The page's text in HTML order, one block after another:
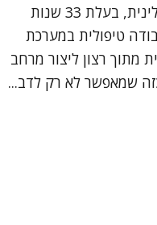
פסיכואנליטית ועובדת סוציאלית קלינית, בעלת 33 שנות
טיפולית במערכת
מתוך רצון ליצור מרחב
שמאפשר לא רק לדב...